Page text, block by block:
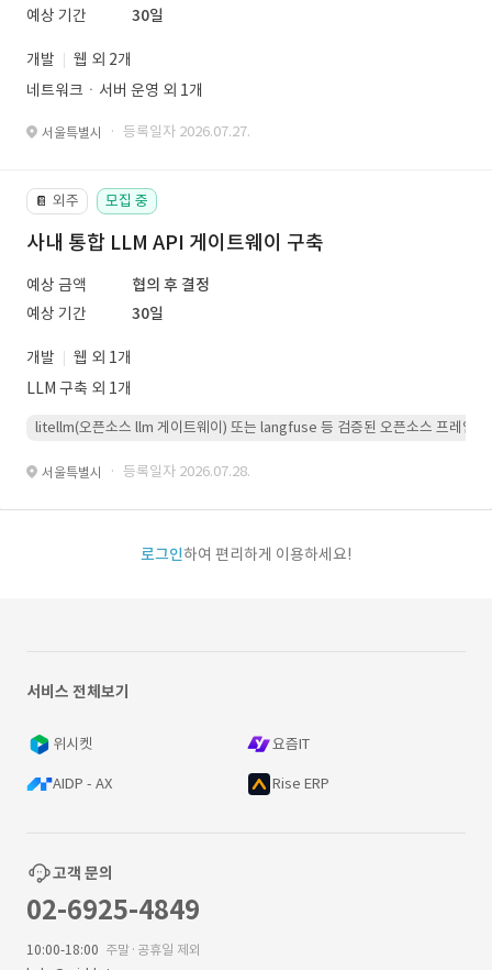
예상 기간
30일
개발
웹 외 2개
네트워크ㆍ서버 운영 외 1개
서울특별시 · 등록일자 2026.07.27.
📔 외주 모집 중
사내 통합 LLM API 게이트웨이 구축
예상 금액
협의 후 결정
예상 기간
30일
개발
웹 외 1개
LLM 구축 외 1개
litellm(오픈소스 llm 게이트웨이) 또는 langfuse 등 검증된 오픈소스 프레임워
서울특별시 · 등록일자 2026.07.28.
로그인하여 편리하게 이용하세요!
서비스 전체보기
위시켓 요즘IT
AIDP - AX Rise ERP
고객 문의
02-6925-4849
10:00-18:00 주말·공휴일 제외